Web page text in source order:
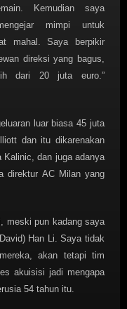
Kemudian saya
mimpi untuk
mahal. Saya berpikir
direksi yang bagus,
dari 20 juta euro.”
luar biasa 45 juta
dan itu dikarenakan
Kalinic, dan juga adanya
direktur AC Milan yang
meski pun kadang saya
Han Li. Saya tidak
akan tetapi tim
akuisisi jadi mengapa
54 tahun itu.